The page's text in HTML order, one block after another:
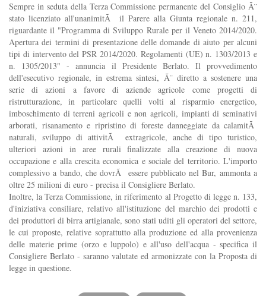
Sempre in seduta della Terza Commissione permanente del Consiglio Ã¨
stato licenziato all'unanimitÃ il Parere alla Giunta regionale n. 211,
riguardante il "Programma di Sviluppo Rurale per il Veneto 2014/2020.
Apertura dei termini di presentazione delle domande di aiuto per alcuni
tipi di intervento del PSR 2014/2020. Regolamenti (UE) n. 1303/2013 e
n. 1305/2013" - annuncia il Presidente Berlato. Il provvedimento
dell'esecutivo regionale, in estrema sintesi, Ã¨ diretto a sostenere una
serie di azioni a favore di aziende agricole come progetti di
ristrutturazione, in particolare quelli volti al risparmio energetico,
imboschimento di terreni agricoli e non agricoli, impianti di seminativi
arborati, risanamento e ripristino di foreste danneggiate da calamitÃ
naturali, sviluppo di attivitÃ extragricole, anche di tipo turistico,
ulteriori azioni in aree rurali finalizzate alla creazione di nuova
occupazione e alla crescita economica e sociale del territorio. L'importo
complessivo a bando, che dovrÃ essere pubblicato nel Bur, ammonta a
oltre 25 milioni di euro - precisa il Consigliere Berlato.
Inoltre, la Terza Commissione, in riferimento al Progetto di legge n. 133,
d'iniziativa consiliare, relativo all'istituzione del marchio dei prodotti e
dei produttori di birra artigianale, sono stati uditi gli operatori del settore,
le cui proposte, relative soprattutto alla produzione ed alla provenienza
delle materie prime (orzo e luppolo) e all'uso dell'acqua - specifica il
Consigliere Berlato - saranno valutate ed armonizzate con la Proposta di
legge in questione.